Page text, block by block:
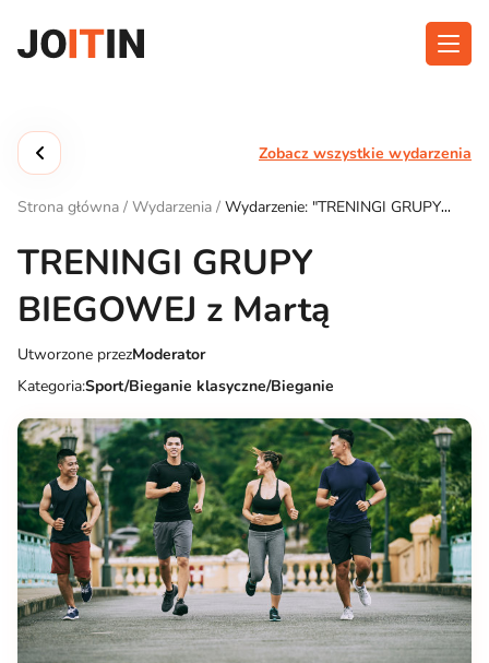
treści
Funkcjonalność
Kontakt
Pobierz aplikację:
Zobacz wszystkie wydarzenia
Strona główna / Wydarzenia / Wydarzenie: "TRENINGI GRUPY
TRENINGI GRUPY
BIEGOWEJ z Martą
Utworzone przezModerator
Kategoria:Sport/Bieganie klasyczne/Bieganie